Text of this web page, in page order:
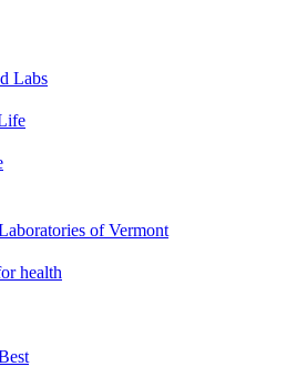
Labs
of Vermont
health